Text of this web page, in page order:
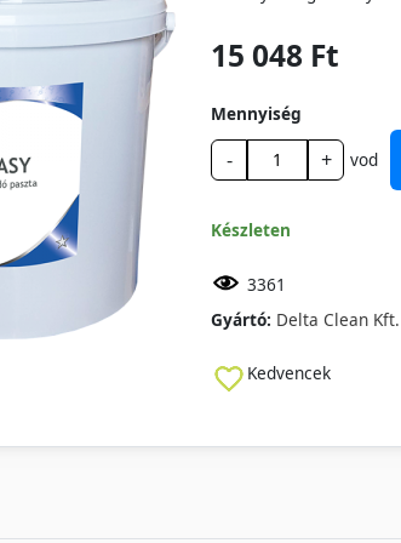
15 048 Ft
Mennyiség
- + vod
Készleten
3361
Gyártó: Delta Clean Kft.
Kedvencek